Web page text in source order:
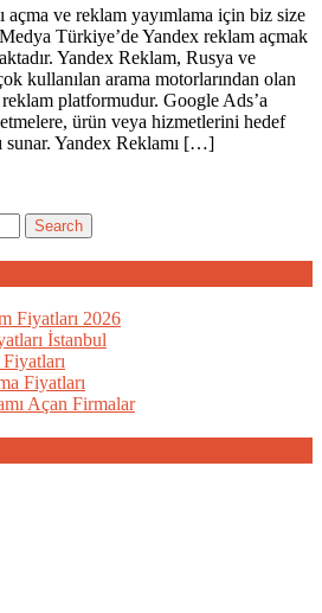
açma ve reklam yayımlama için biz size
Türkiye’de Yandex reklam açmak
Yandex Reklam, Rusya ve
kullanılan arama motorlarından olan
platformudur. Google Ads’a
ürün veya hizmetlerini hedef
sunar. Yandex Reklamı […]
Fiyatları 2026
İstanbul
Fiyatları
Açan Firmalar